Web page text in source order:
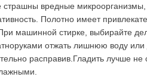
вредные микроорганизмы,
Полотно имеет
машинной стирке, выбирайте
отжать лишнюю воду или
расправив.Гладить лучше не